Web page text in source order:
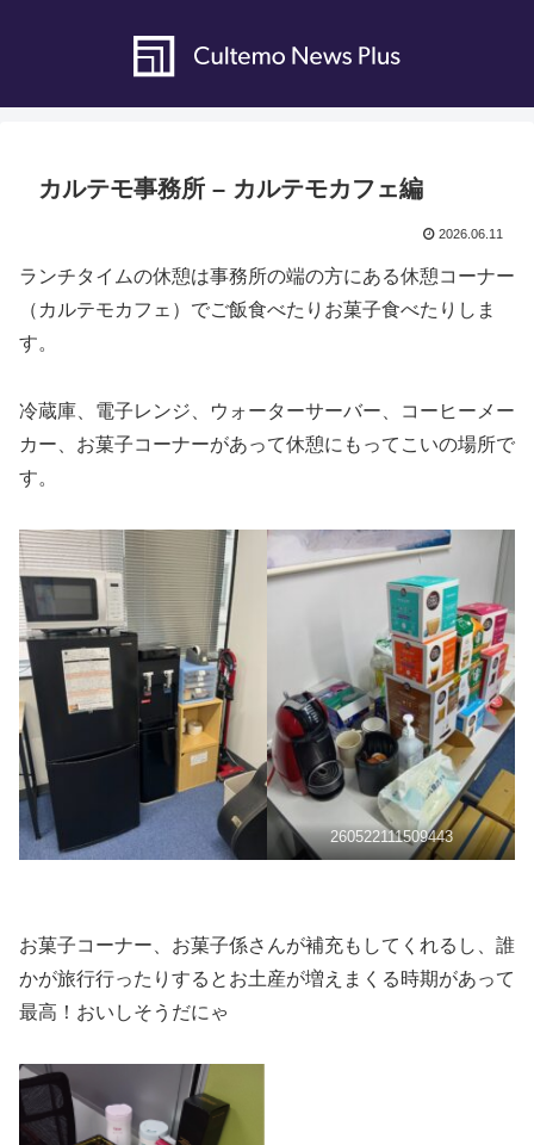
カルテモ事務所 – カルテモカフェ編
2026.06.11
ランチタイムの休憩は事務所の端の方にある休憩コーナー
（カルテモカフェ）でご飯食べたりお菓子食べたりしま
す。
冷蔵庫、電子レンジ、ウォーターサーバー、コーヒーメー
カー、お菓子コーナーがあって休憩にもってこいの場所で
す。
260522111509443
お菓子コーナー、お菓子係さんが補充もしてくれるし、誰
かが旅行行ったりするとお土産が増えまくる時期があって
最高！おいしそうだにゃ